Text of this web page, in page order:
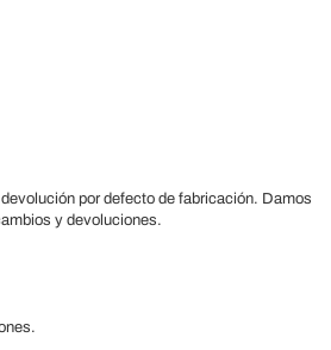
por defecto de fabricación. Damos
y devoluciones.